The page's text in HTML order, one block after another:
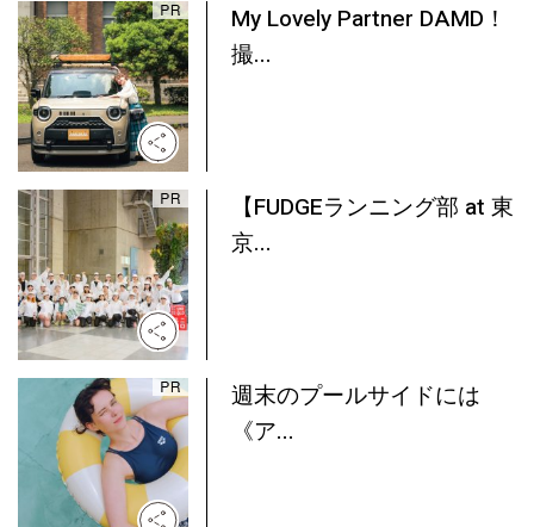
My Lovely Partner DAMD！
撮...
【FUDGEランニング部 at 東
京...
週末のプールサイドには
《ア...